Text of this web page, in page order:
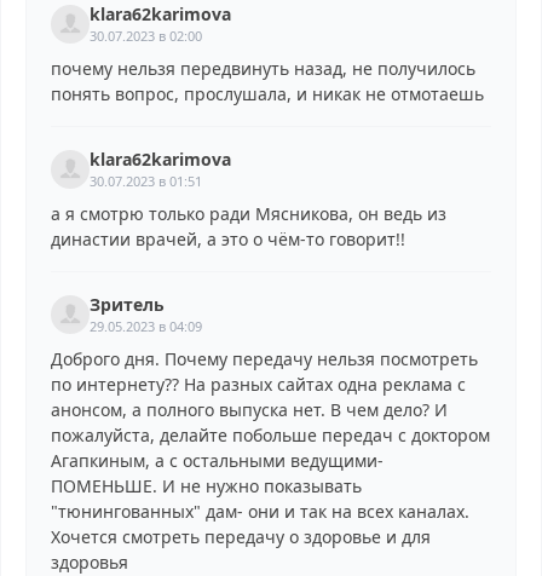
klara62karimova
30.07.2023 в 02:00
почему нельзя передвинуть назад, не получилось
понять вопрос, прослушала, и никак не отмотаешь
klara62karimova
30.07.2023 в 01:51
а я смотрю только ради Мясникова, он ведь из
династии врачей, а это о чём-то говорит!!
Зритель
29.05.2023 в 04:09
Доброго дня. Почему передачу нельзя посмотреть
по интернету?? На разных сайтах одна реклама с
анонсом, а полного выпуска нет. В чем дело? И
пожалуйста, делайте побольше передач с доктором
Агапкиным, а с остальными ведущими-
ПОМЕНЬШЕ. И не нужно показывать
"тюнингованных" дам- они и так на всех каналах.
Хочется смотреть передачу о здоровье и для
здоровья